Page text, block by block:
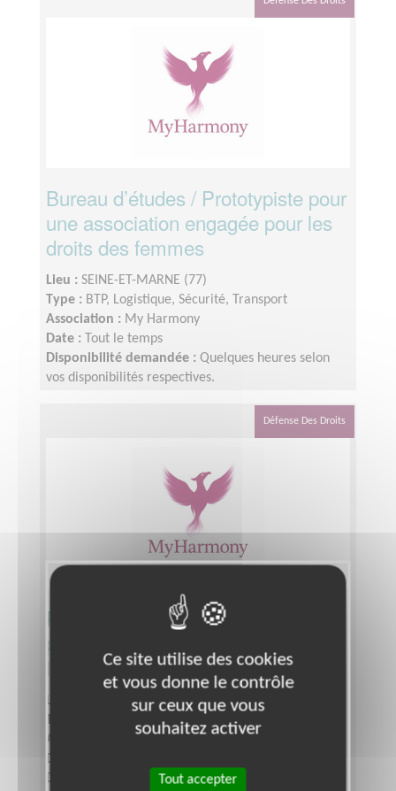
Bureau d’études / Prototypiste pour
une association engagée pour les
droits des femmes
Lieu : SEINE-ET-MARNE (77)
Type : BTP, Logistique, Sécurité, Transport
Association : My Harmony
Date :
Tout le temps
Disponibilité demandée : Quelques heures selon
vos disponibilités respectives.
Défense Des Droits
Responsable qualité et conformité
pour une association engagée pour
les droits des femmes
Lieu :
SEINE-ET-MARNE (77)
BTP, Logistique, Sécurité, Transport
Association :
Date :
Disponibilité demandée :Intervention ponctuelle.
Ce site utilise des cookies
et vous donne le contrôle
sur ceux que vous
souhaitez activer
Tout accepter